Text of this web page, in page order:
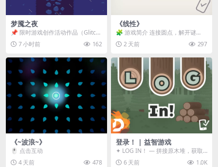
梦魇之夜
📌 限时游戏创作活动作品（Glitch
Game Jam） 📖 故事背景 怪物四...
7 小时前 162
《线性》
🧩 游戏简介 连接圆点，解开谜
题。 ⚠️ 重要提示 所有关卡均可通
关，请确保使用...
2 天前 297
《~波浪~》
🖱️ 点击互动
4 天前
478
登录！ | 益智游戏
✦ LOG IN！ — 拼接原木堆，获取
分数！ ᑕ☲◎ ᑕ☲◎ ᑕ☲◎ ᑕ☲◎ ...
6 天前 1.0K